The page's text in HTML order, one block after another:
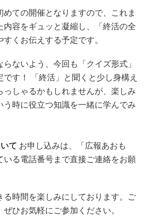
めての開催となりますので、これま
内容をギュッと凝縮し、「終活の全
くお伝えする予定です。
ないよう、今回も「クイズ形式」
です！ 「終活」と聞くと少し身構え
っしゃるかもしれませんが、楽しみ
う時に役立つ知識を一緒に学んでみ
て お申し込みは、「広報あおも
いる電話番号まで直接ご連絡をお願
る時間を楽しみにしております。ご
ひお気軽にご参加ください。